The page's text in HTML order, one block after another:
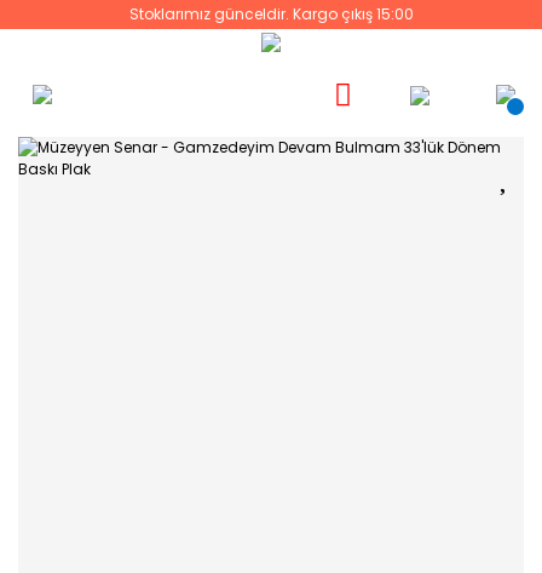
Stoklarımız günceldir. Kargo çıkış 15:00